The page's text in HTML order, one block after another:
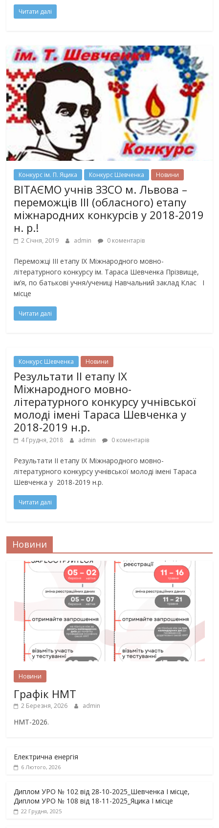
Читати далі
Конкурс ім. П. Яцика Конкурс Шевченка Новини
ВІТАЄМО учнів ЗЗСО м. Львова –
переможців ІІІ (обласного) етапу
міжнародних конкурсів у 2018-2019
н. р.!
2 Січня, 2019 admin 0 коментарів
Переможці ІІІ етапу ІХ Міжнародного мовно-
літературного конкурсу ім. Тараса Шевченка Прізвище,
ім’я, по батькові учня/учениці Навчальний заклад Клас І
місце
Читати далі
Конкурс Шевченка Новини
Результати ІІ етапу ІХ
Міжнародного мовно-
літературного конкурсу учнівської
молоді імені Тараса Шевченка у
2018-2019 н.р.
4 Грудня, 2018 admin 0 коментарів
Результати ІІ етапу ІХ Міжнародного мовно-
літературного конкурсу учнівської молоді імені Тараса
Шевченка у 2018-2019 н.р.
Читати далі
Новини
Новини
Графік НМТ
2 Березня, 2026 admin
НМТ-2026.
Електрична енергія
6 Лютого, 2026
Диплом УРО № 102 від 28-10-2025_Шевченка І місце,
Диплом УРО № 108 від 18-11-2025_Яцика І місце
22 Грудня, 2025